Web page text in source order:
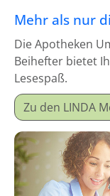
Mehr als nur
Die Apotheken
Beihefter bietet
Lesespaß.
Zu den LINDA